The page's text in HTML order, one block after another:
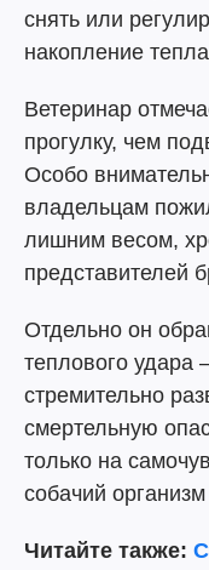
снять или
накопление
Ветеринар
прогулку, чем
Особо
владельцам
лишним весом,
представителей
Отдельно он
теплового удара
стремительно
смертельную
только на
собачий
Читайте также: